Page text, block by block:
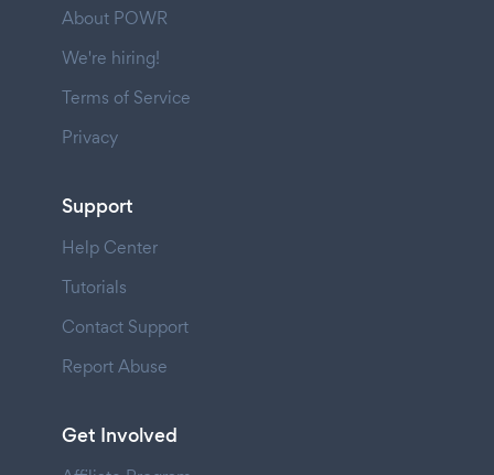
About POWR
We're hiring!
Terms of Service
Privacy
Support
Help Center
Tutorials
Contact Support
Report Abuse
Get Involved